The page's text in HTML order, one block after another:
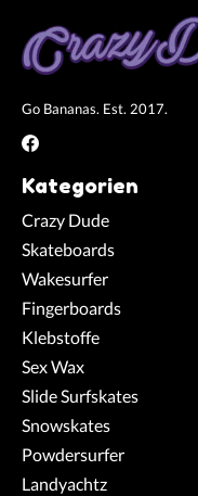
Go Bananas. Est. 2017.
Kategorien
Crazy Dude
Skateboards
Wakesurfer
Fingerboards
Klebstoffe
Sex Wax
Slide Surfskates
Snowskates
Powdersurfer
Landyachtz